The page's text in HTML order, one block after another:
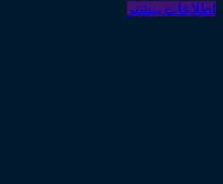
اطلاعات بیشتر